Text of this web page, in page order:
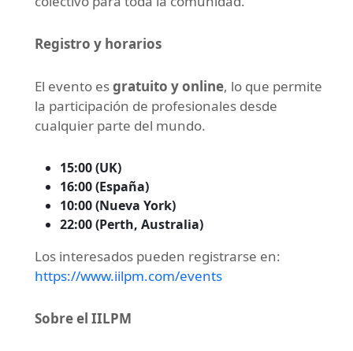
Registro y horarios
El evento esgratuito y online, lo que permite
la participación de profesionales desde
cualquier parte del mundo.
15:00 (UK)
16:00 (España)
10:00 (Nueva York)
22:00 (Perth, Australia)
Los interesados pueden registrarse en:
https://www.iilpm.com/events
Sobre el IILPM